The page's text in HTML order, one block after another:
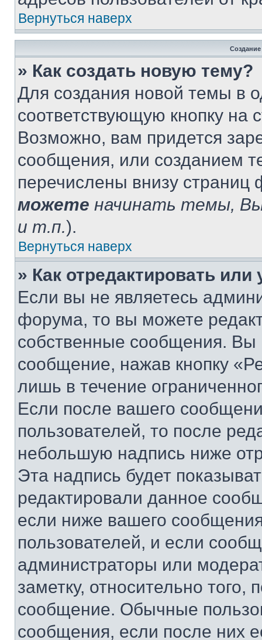
Вернуться наверх
» Как создать новую тему?
Для создания новой темы в
соответствующую кнопку
Возможно, вам придется
сообщения, или созданием
перечислены внизу
можете начинать темы,
и т.п.).
Вернуться наверх
» Как отредактировать
Если вы не являетесь
форума, то вы можете
собственные сообщения. Вы
сообщение, нажав кнопку
лишь в течение
Если после вашего
пользователей, то после
небольшую надпись ниже
Эта надпись будет
редактировали данное
если ниже вашего
пользователей, и если
администраторы или
заметку, относительно
сообщение. Обычные
сообщения, если после них